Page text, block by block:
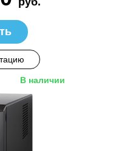
В наличии